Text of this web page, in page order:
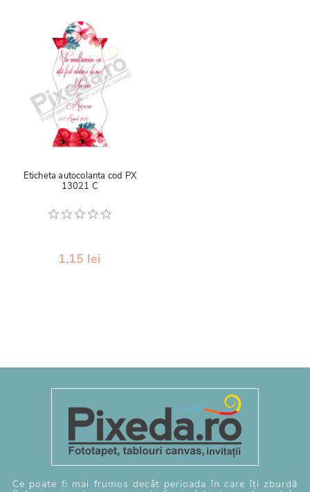
Eticheta autocolanta cod PX
13021 C
1,15 lei
Ce poate fi mai frumos decât perioada în care îți zburdă